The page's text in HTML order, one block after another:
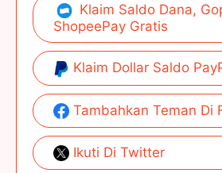
Klaim Saldo Dana,
ShopeePay Gratis
Klaim Dollar Saldo
Tambahkan Teman Di
Ikuti Di Twitter